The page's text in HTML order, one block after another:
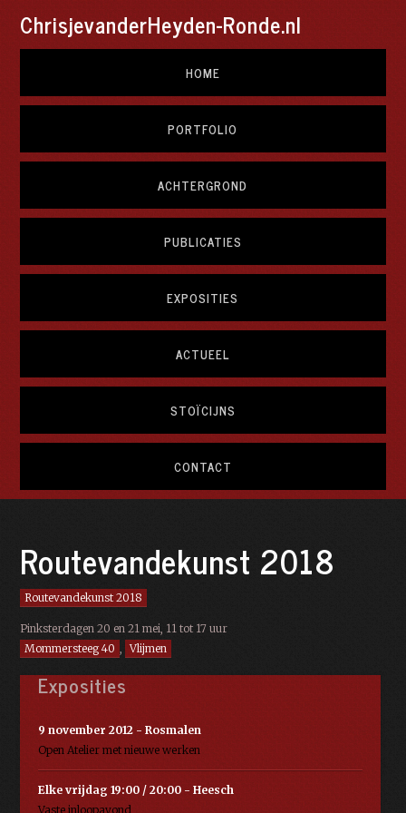
ChrisjevanderHeyden-Ronde.nl
HOME
PORTFOLIO
ACHTERGROND
PUBLICATIES
EXPOSITIES
ACTUEEL
STOÏCIJNS
CONTACT
Routevandekunst 2018
Routevandekunst 2018
Pinksterdagen 20 en 21 mei, 11 tot 17 uur
Mommersteeg 40 , Vlijmen
Exposities
9 november 2012 - Rosmalen
Open Atelier met nieuwe werken
Elke vrijdag 19:00 / 20:00 - Heesch
Vaste inloopavond